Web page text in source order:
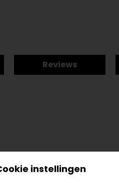
Reviews
instellingen